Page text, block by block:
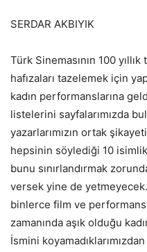
SERDAR AKBIYIK
Türk Sinemasının 100
hafızaları tazelemek için
kadın performanslarına
listelerini sayfalarımızda
yazarlarımızın ortak
hepsinin söylediği 10
bunu sınırlandırmak
versek yine de
binlerce film ve
zamanında aşık olduğu
İsmini